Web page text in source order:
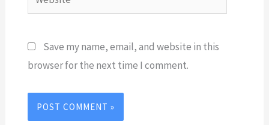
Save my name, email, and website in this
browser for the next time I comment.